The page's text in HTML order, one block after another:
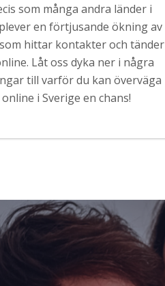
som många andra länder i
en förtjusande ökning av
hittar kontakter och tänder
Låt oss dyka ner i några
till varför du kan överväga
i Sverige en chans!